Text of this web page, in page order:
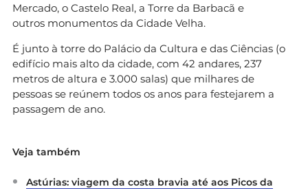
Mercado, o Castelo Real, a Torre da Barbacã e
outros monumentos da Cidade Velha.
É junto à torre do Palácio da Cultura e das Ciências (o
edifício mais alto da cidade, com 42 andares, 237
metros de altura e 3.000 salas) que milhares de
pessoas se reúnem todos os anos para festejarem a
passagem de ano.
Veja também
Astúrias: viagem da costa bravia até aos Picos da